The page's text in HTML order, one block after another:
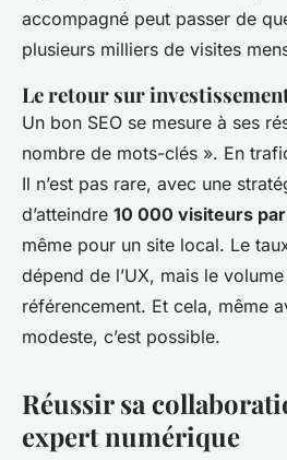
accompagné peut passer de
plusieurs milliers de visites
Le retour sur
Un bon SEO se mesure à ses
nombre de mots-clés ». En
Il n’est pas rare, avec une
d’atteindre 10 000 visiteurs
même pour un site local. Le
dépend de l’UX, mais le
référencement. Et cela, même
modeste, c’est possible.
Réussir sa
expert numérique